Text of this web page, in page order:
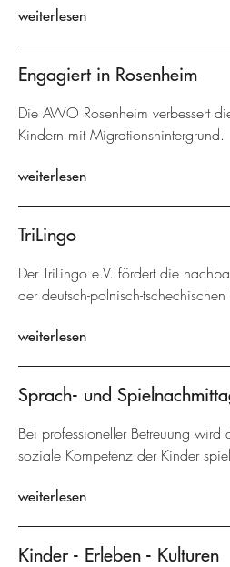
weiterlesen
Engagiert in Rosenheim
Die AWO Rosenheim verbessert
Kindern mit Migrationshintergrund.
weiterlesen
TriLingo
Der TriLingo e.V. fördert die
der deutsch-polnisch-
weiterlesen
Sprach- und
Bei professioneller Betreuung wird
soziale Kompetenz der Kinder
weiterlesen
Kinder - Erleben - Kulturen